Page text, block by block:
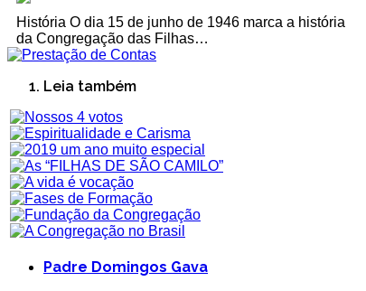
História O dia 15 de junho de 1946 marca a história
da Congregação das Filhas…
Leia também
Padre Domingos Gava